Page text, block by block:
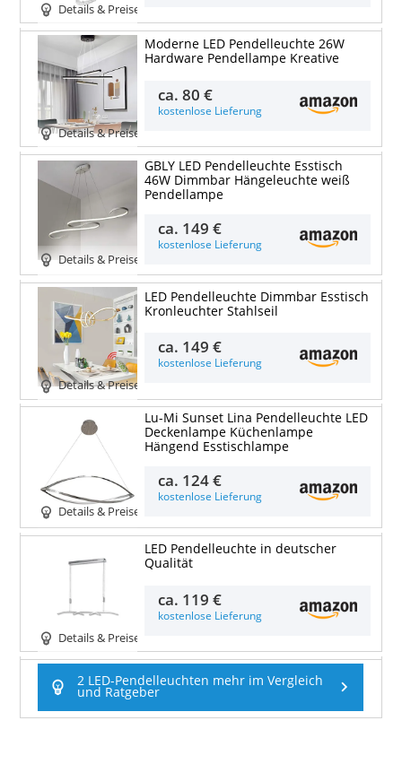
Details & Preise
Details & Preise
Moderne LED Pendelleuchte 26W
Hardware Pendellampe Kreative
ca.80 €
kostenlose Lieferung
Details & Preise
GBLY LED Pendelleuchte Esstisch
46W Dimmbar Hängeleuchte weiß
Pendellampe
ca. 149 €
kostenlose Lieferung
Details & Preise
LED Pendelleuchte Dimmbar Esstisch
Kronleuchter Stahlseil
ca. 149 €
kostenlose Lieferung
Details & Preise
Lu-Mi Sunset Lina Pendelleuchte LED
Deckenlampe Küchenlampe
Hängend Esstischlampe
ca. 124 €
kostenlose Lieferung
Details & Preise
LED Pendelleuchte in deutscher
Qualität
ca. 119 €
kostenlose Lieferung
2 LED-Pendelleuchten mehr im Vergleich
und Ratgeber